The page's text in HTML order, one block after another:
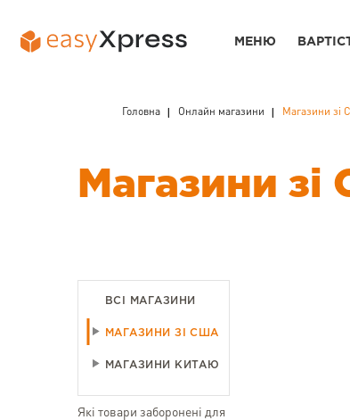
Магазини
Головна Онлайн магазини Магазини зі
ВСІ МАГАЗИНИ
МАГАЗИНИ ЗІ США
МАГАЗИНИ КИТАЮ
Які товари заборонені для
МЕНЮ